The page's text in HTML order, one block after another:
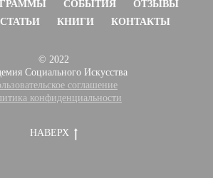
СОБЫТИЯ
ОТЗЫВЫ
СТАТЬИ КНИГИ КОНТАКТЫ
© 2022
Социального Искусства
соглашение
конфиденциальности
НАВЕРХ